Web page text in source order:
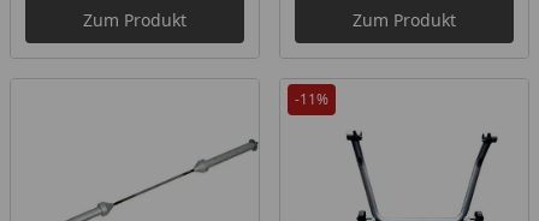
Zum Produkt Zum Produkt
-11%